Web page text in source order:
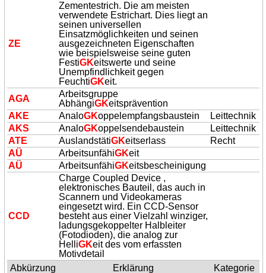
ZE
Zementestrich. Die am meisten
verwendete Estrichart. Dies liegt an
seinen universellen
Einsatzmöglichkeiten und seinen
ausgezeichneten Eigenschaften
wie beispielsweise seine guten
FestiGKeitswerte und seine
Unempfindlichkeit gegen
FeuchtiGKeit.
AGA
Arbeitsgruppe
AbhängiGKeitsprävention
AKE
AnaloGKoppelempfangsbaustein
Leittechnik
AKS
AnaloGKoppelsendebaustein
Leittechnik
ATE
AuslandstätiGKeitserlass
Recht
AÜ
ArbeitsunfähiGKeit
AÜ
ArbeitsunfähiGKeitsbescheinigung
CCD
Charge Coupled Device ,
elektronisches Bauteil, das auch in
Scannern und Videokameras
eingesetzt wird. Ein CCD-Sensor
besteht aus einer Vielzahl winziger,
ladungsgekoppelter Halbleiter
(Fotodioden), die analog zur
HelliGKeit des vom erfassten
Motivdetail
Abkürzung
Erklärung Kategorie